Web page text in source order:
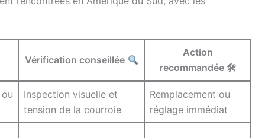
Vérification conseillée
Action
recommandée 🛠
Inspection visuelle et
tension de la courroie
Remplacement ou
réglage immédiat